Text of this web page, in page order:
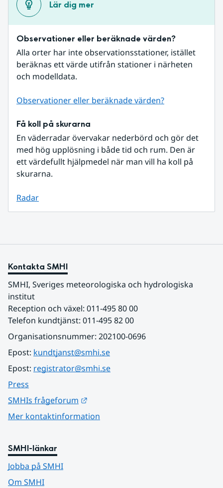
Lär dig mer
Observationer eller beräknade värden?
Alla orter har inte observationsstationer, istället
beräknas ett värde utifrån stationer i närheten
och modelldata.
Observationer eller beräknade värden?
Få koll på skurarna
En väderradar övervakar nederbörd och gör det
med hög upplösning i både tid och rum. Den är
ett värdefullt hjälpmedel när man vill ha koll på
skurarna.
Radar
Kontakta SMHI
SMHI, Sveriges meteorologiska och hydrologiska
institut
Reception och växel: 011-495 80 00
Telefon kundtjänst: 011-495 82 00
Organisationsnummer: 202100-0696
Epost: kundtjanst@smhi.se
Epost: registrator@smhi.se
Press
SMHIs frågeforum
Mer kontaktinformation
SMHI-länkar
Jobba på SMHI
Om SMHI